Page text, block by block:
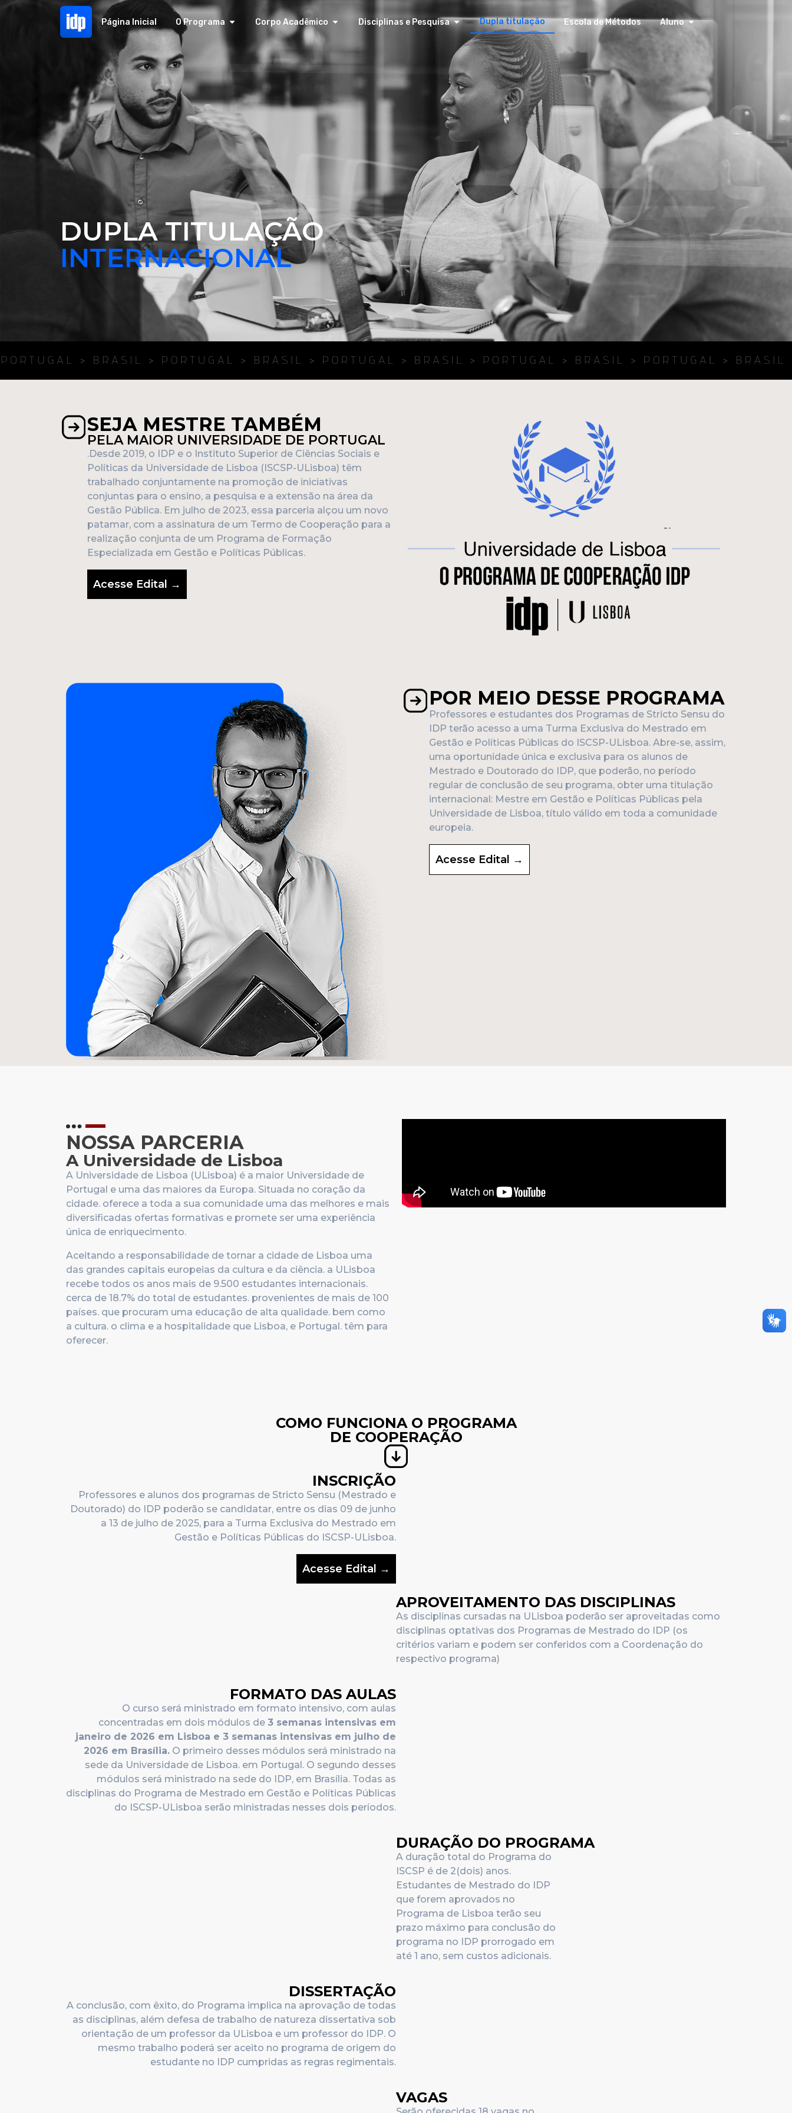
Página Inicial O Programa Corpo Acadêmico Disciplinas e Pesquisa Dupla titulação Escola de Métodos Aluno
DUPLA TITULAÇÃO
INTERNACIONAL
SEJA MESTRE TAMBÉM
PELA MAIOR UNIVERSIDADE DE PORTUGAL
.Desde 2019, o IDP e o Instituto Superior de Ciências Sociais e
Políticas da Universidade de Lisboa (ISCSP-ULisboa) têm
trabalhado conjuntamente na promoção de iniciativas
conjuntas para o ensino, a pesquisa e a extensão na área da
Gestão Pública. Em julho de 2023, essa parceria alçou um novo
patamar, com a assinatura de um Termo de Cooperação para a
realização conjunta de um Programa de Formação
Especializada em Gestão e Políticas Públicas.
Acesse Edital →
POR MEIO DESSE PROGRAMA
Professores e estudantes dos Programas de Stricto Sensu do
IDP terão acesso a uma Turma Exclusiva do Mestrado em
Gestão e Políticas Públicas do ISCSP-ULisboa. Abre-se, assim,
uma oportunidade única e exclusiva para os alunos de
Mestrado e Doutorado do IDP, que poderão, no período
regular de conclusão de seu programa, obter uma titulação
internacional: Mestre em Gestão e Políticas Públicas pela
Universidade de Lisboa, título válido em toda a comunidade
europeia.
Acesse Edital →
NOSSA PARCERIA
A Universidade de Lisboa
A Universidade de Lisboa (ULisboa) é a maior Universidade de
Portugal e uma das maiores da Europa. Situada no coração da
cidade. oferece a toda a sua comunidade uma das melhores e mais
diversificadas ofertas formativas e promete ser uma experiência
única de enriquecimento.
Aceitando a responsabilidade de tornar a cidade de Lisboa uma
das grandes capitais europeias da cultura e da ciência. a ULisboa
recebe todos os anos mais de 9.500 estudantes internacionais.
cerca de 18.7% do total de estudantes. provenientes de mais de 100
países. que procuram uma educação de alta qualidade. bem como
a cultura. o clima e a hospitalidade que Lisboa, e Portugal. têm para
oferecer.
COMO FUNCIONA O PROGRAMA
DE COOPERAÇÃO
INSCRIÇÃO
Professores e alunos dos programas de Stricto Sensu (Mestrado e
Doutorado) do IDP poderão se candidatar, entre os dias 09 de junho
a 13 de julho de 2025, para a Turma Exclusiva do Mestrado em
Gestão e Políticas Públicas do ISCSP-ULisboa.
Acesse Edital →
APROVEITAMENTO DAS DISCIPLINAS
As disciplinas cursadas na ULisboa poderão ser aproveitadas como
disciplinas optativas dos Programas de Mestrado do IDP (os
critérios variam e podem ser conferidos com a Coordenação do
respectivo programa)
FORMATO DAS AULAS
O curso será ministrado em formato intensivo, com aulas
concentradas em dois módulos de 3 semanas intensivas em
janeiro de 2026 em Lisboa e 3 semanas intensivas em julho de
2026 em Brasília. O primeiro desses módulos será ministrado na
sede da Universidade de Lisboa. em Portugal. O segundo desses
módulos será ministrado na sede do IDP, em Brasília. Todas as
disciplinas do Programa de Mestrado em Gestão e Políticas Públicas
do ISCSP-ULisboa serão ministradas nesses dois períodos.
DURAÇÃO DO PROGRAMA
A duração total do Programa do
ISCSP é de 2(dois) anos.
Estudantes de Mestrado do IDP
que forem aprovados no
Programa de Lisboa terão seu
prazo máximo para conclusão do
programa no IDP prorrogado em
até 1 ano, sem custos adicionais.
DISSERTAÇÃO
A conclusão, com êxito, do Programa implica na aprovação de todas
as disciplinas, além defesa de trabalho de natureza dissertativa sob
orientação de um professor da ULisboa e um professor do IDP. O
mesmo trabalho poderá ser aceito no programa de origem do
estudante no IDP cumpridas as regras regimentais.
VAGAS